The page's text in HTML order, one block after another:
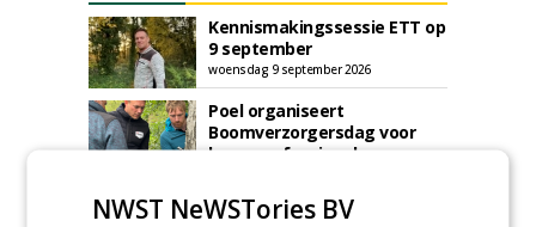
Kennismakingssessie ETT op
9 september
woensdag 9 september 2026
Poel organiseert
Boomverzorgersdag voor
boomprofessionals
Event: De stad van de
NWST NeWSTories BV